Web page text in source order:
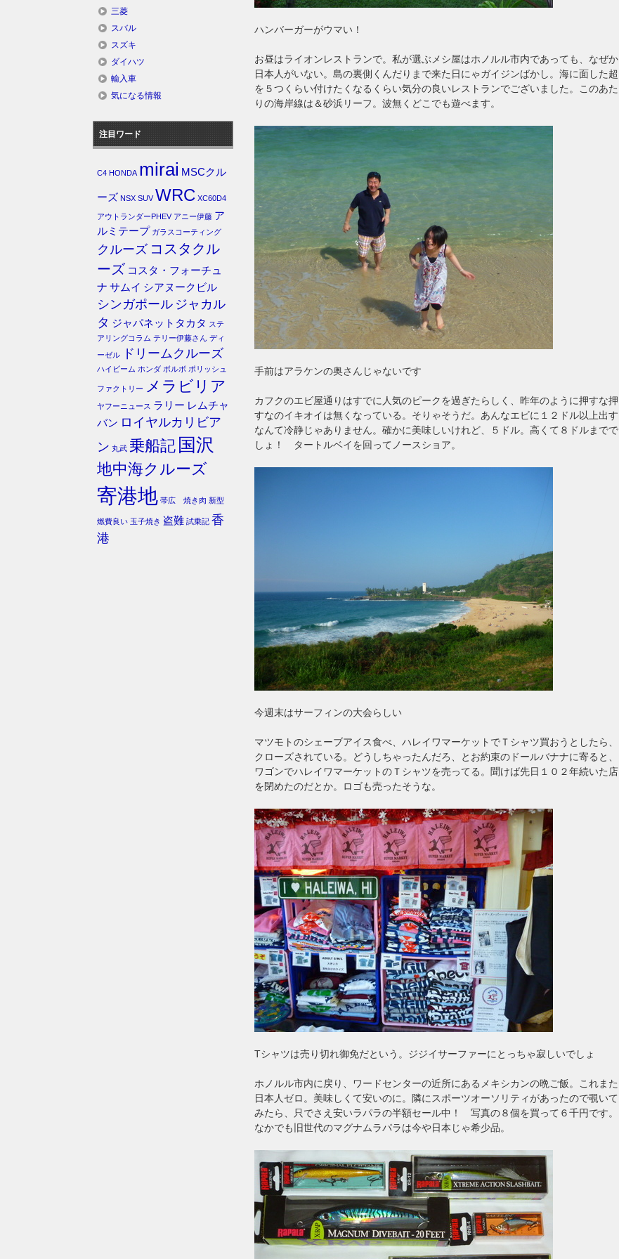
ハンバーガーがウマい！
お昼はライオンレストランで。私が選ぶメシ屋はホノルル市内であっても、なぜか
日本人がいない。島の裏側くんだりまで来た日にゃガイジンばかし。海に面した超
を５つくらい付けたくなるくらい気分の良いレストランでございました。このあた
りの海岸線は＆砂浜リーフ。波無くどこでも遊べます。
手前はアラケンの奥さんじゃないです
カフクのエビ屋通りはすでに人気のピークを過ぎたらしく、昨年のように押すな押
すなのイキオイは無くなっている。そりゃそうだ。あんなエビに１２ドル以上出す
なんて冷静じゃありません。確かに美味しいけれど、５ドル。高くて８ドルまでで
しょ！ タートルベイを回ってノースショア。
今週末はサーフィンの大会らしい
マツモトのシェーブアイス食べ、ハレイワマーケットでＴシャツ買おうとしたら、
クローズされている。どうしちゃったんだろ、とお約束のドールバナナに寄ると、
ワゴンでハレイワマーケットのＴシャツを売ってる。聞けば先日１０２年続いた店
を閉めたのだとか。ロゴも売ったそうな。
Tシャツは売り切れ御免だという。ジジイサーファーにとっちゃ寂しいでしょ
ホノルル市内に戻り、ワードセンターの近所にあるメキシカンの晩ご飯。これまた
日本人ゼロ。美味しくて安いのに。隣にスポーツオーソリティがあったので覗いて
みたら、只でさえ安いラパラの半額セール中！ 写真の８個を買って６千円です。
なかでも旧世代のマグナムラパラは今や日本じゃ希少品。
三菱
スバル
スズキ
ダイハツ
輸入車
気になる情報
注目ワード
C4 HONDA mirai MSCクル
ーズ NSX SUV WRC XC60D4
アウトランダーPHEV アニー伊藤 ア
ルミテープ ガラスコーティング
クルーズ コスタクル
ーズ コスタ・フォーチュ
ナ サムイ シアヌークビル
シンガポール ジャカル
タ ジャパネットタカタ ステ
アリングコラム テリー伊藤さん ディ
ーゼル
ドリームクルーズ
ハイビーム ホンダ ボルボ ポリッシュ
ファクトリー メラビリア
ヤフーニュース ラリー レムチャ
バン ロイヤルカリビア
ン 丸武 乗船記 国沢
地中海クルーズ
寄港地 帯広 焼き肉 新型
燃費良い 玉子焼き 盗難 試乗記 香
港